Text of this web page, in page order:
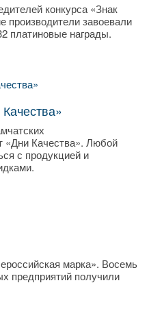
конкурса «Знак
производители завоевали
платиновые награды.
«Дни Качества». Любой
с продукцией и
марка». Восемь
предприятий получили